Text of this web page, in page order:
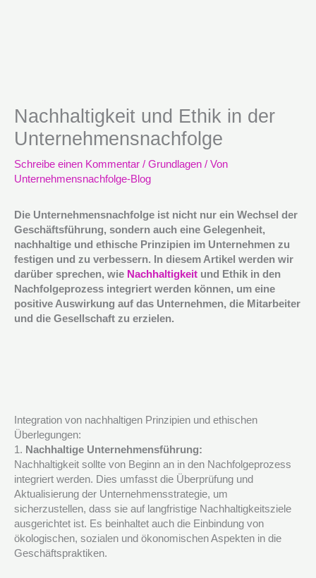
Nachhaltigkeit und Ethik in der
Unternehmensnachfolge
Schreibe einen Kommentar / Grundlagen / Von
Unternehmensnachfolge-Blog
Die Unternehmensnachfolge ist nicht nur ein Wechsel der
Geschäftsführung, sondern auch eine Gelegenheit,
nachhaltige und ethische Prinzipien im Unternehmen zu
festigen und zu verbessern. In diesem Artikel werden wir
darüber sprechen, wie Nachhaltigkeit und Ethik in den
Nachfolgeprozess integriert werden können, um eine
positive Auswirkung auf das Unternehmen, die Mitarbeiter
und die Gesellschaft zu erzielen.
Integration von nachhaltigen Prinzipien und ethischen
Überlegungen:
1. Nachhaltige Unternehmensführung:
Nachhaltigkeit sollte von Beginn an in den Nachfolgeprozess
integriert werden. Dies umfasst die Überprüfung und
Aktualisierung der Unternehmensstrategie, um
sicherzustellen, dass sie auf langfristige Nachhaltigkeitsziele
ausgerichtet ist. Es beinhaltet auch die Einbindung von
ökologischen, sozialen und ökonomischen Aspekten in die
Geschäftspraktiken.